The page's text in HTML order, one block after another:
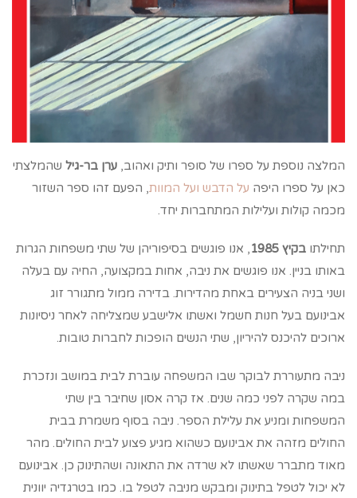
המלצה נוספת על ספרו של סופר ותיק ואהוב, ערן בר-גיל שהמלצתי
כאן על ספרו היפה על הדבש ועל המוות, הפעם זהו ספר השזור
מכמה קולות ועלילות המתחברות יחד.
תחילתו בקיץ 1985
, אנו פוגשים בסיפוריהן של שתי משפחות הגרות
באותו בניין. אנו פוגשים את ניבה, אחות במקצועה, החיה עם בעלה
ושני בניה הצעירים באחת מהדירות. בדירה ממול מתגורר זוג
אבינועם בעל חנות חשמל ואשתו אלישבע שמצליחה לאחר ניסיונות
ארוכים להיכנס להיריון, שתי הנשים הופכות לחברות טובות.
ניבה מתעוררת לבוקר שבו המשפחה עוברת לבית במושב ונזכרת
במה שקרה לפני כמה שנים. אז קרה אסון שחיבר בין שתי
המשפחות ומניע את עלילת הספר. ניבה בסוף משמרת בבית
החולים מזהה את אבינועם כשהוא מגיע פצוע לבית החולים. מהר
מאוד מתברר שאשתו לא שרדה את התאונה ושהתינוק כן. אבינועם
לא יכול לטפל בתינוק ומבקש מניבה לטפל בו. כמו בטרגדיה יוונית